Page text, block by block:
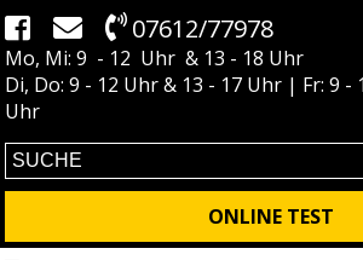
07612/77978
Mo, Mi: 9 - 12 Uhr & 13 - 18 Uhr
Di, Do: 9 - 12 Uhr & 13 - 17 Uhr | Fr: 9 -
Uhr
ONLINE TEST